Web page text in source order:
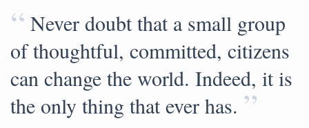
“ Never doubt that a small group
of thoughtful, committed, citizens
can change the world. Indeed, it is
the only thing that ever has. ”